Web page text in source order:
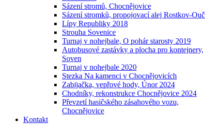
Sázení stromů, Chocnějovice
Sázení stromků, propojovací alej Rostkov-Ouč
Lípy Republiky 2018
Strouha Sovenice
Turnaj v nohejbale, O pohár starosty 2019
Autobusové zastávky a plocha pro kontejnery,
Soven
Turnaj v nohejbale 2020
Stezka Na kamenci v Chocnějovicích
Zabijačka, vepřové hody, Únor 2024
Chodníky, rekonstrukce Chocnějovice 2024
Převzetí hasičského zásahového vozu,
Chocnějovice
Kontakt